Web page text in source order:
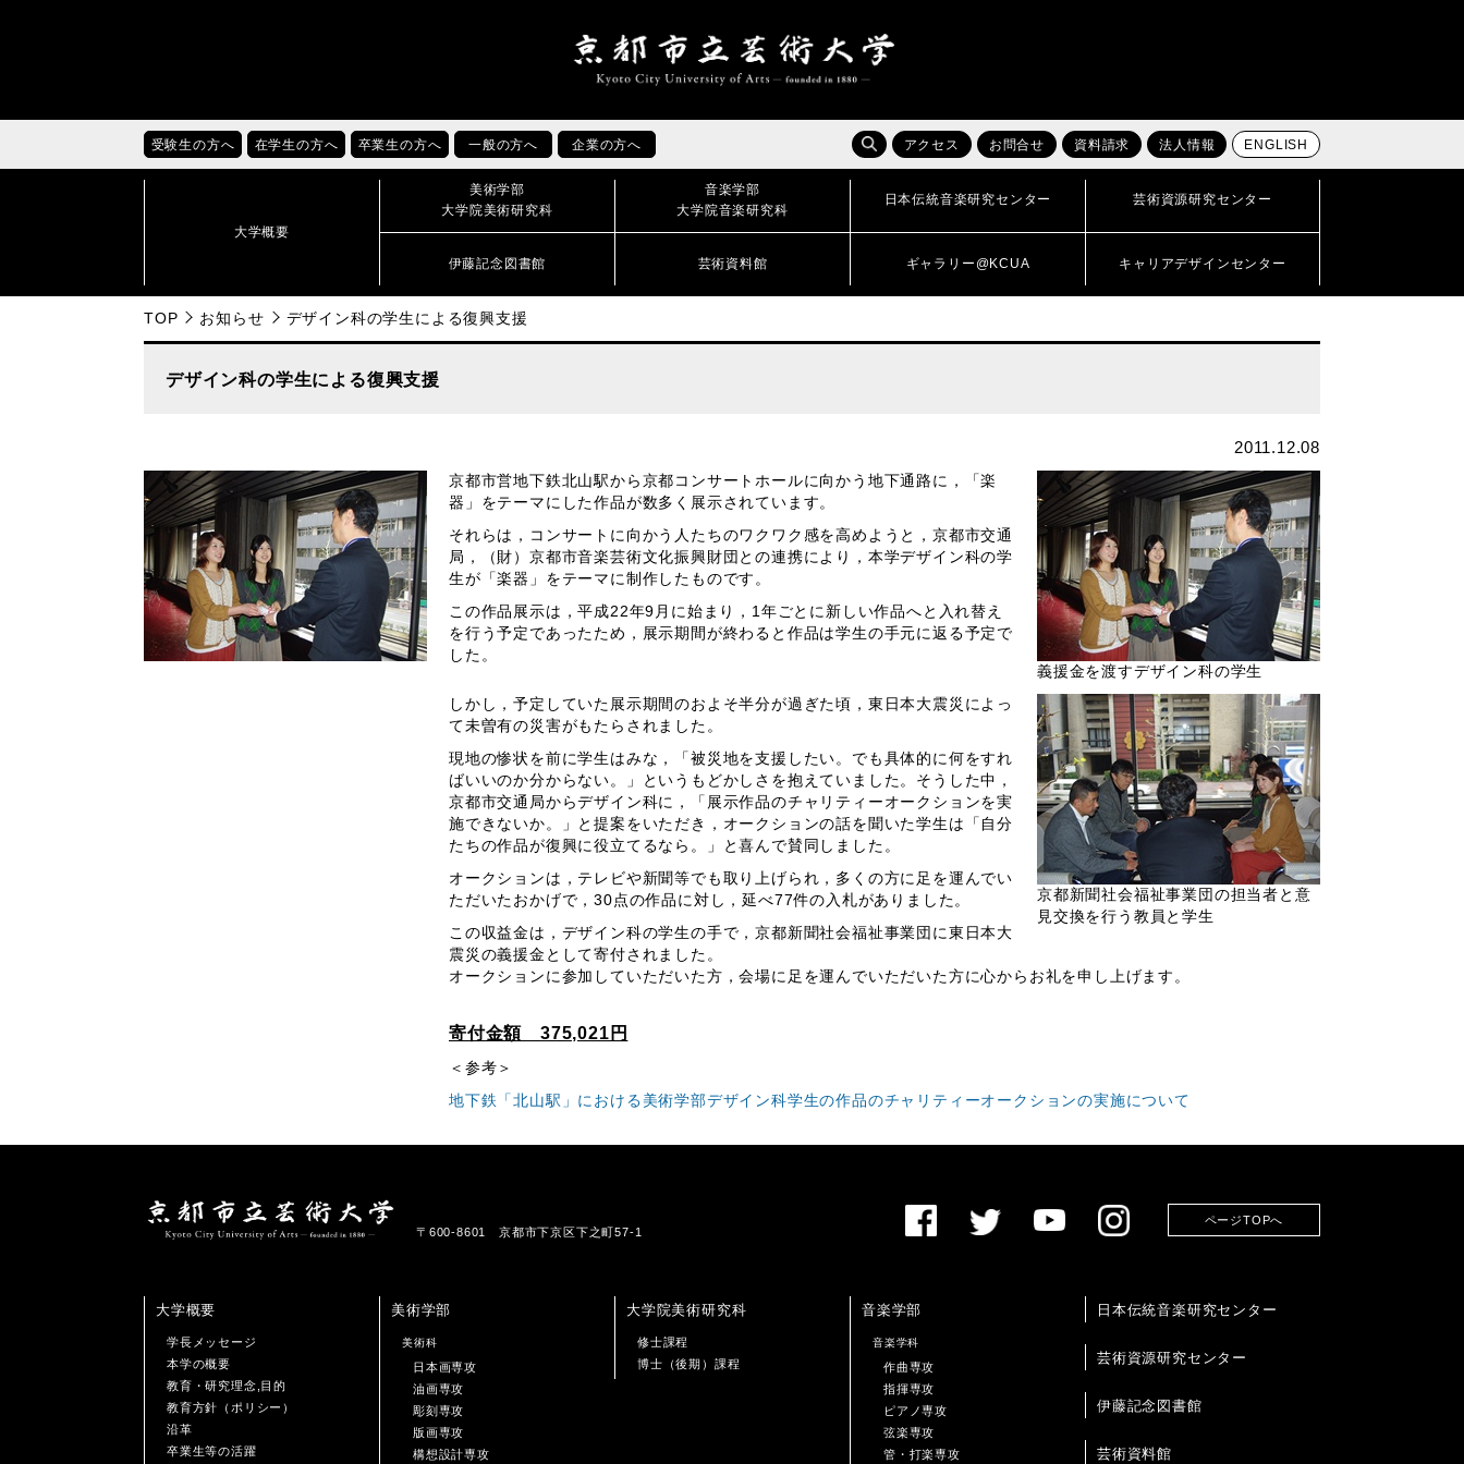
受験生の方へ 在学生の方へ 卒業生の方へ 一般の方へ 企業の方へ アクセス お問合せ 資料請求 法人情報 ENGLISH
大学概要
美術学部
大学院美術研究科
音楽学部
大学院音楽研究科
日本伝統音楽研究センター 芸術資源研究センター
伊藤記念図書館 芸術資料館 ギャラリー@KCUA キャリアデザインセンター
TOP お知らせ デザイン科の学生による復興支援
デザイン科の学生による復興支援
2011.12.08
義援金を渡すデザイン科の学生
京都市営地下鉄北山駅から京都コンサートホールに向かう地下通路に，「楽
器」をテーマにした作品が数多く展示されています。
それらは，コンサートに向かう人たちのワクワク感を高めようと，京都市交通
局，（財）京都市音楽芸術文化振興財団との連携により，本学デザイン科の学
生が「楽器」をテーマに制作したものです。
この作品展示は，平成22年9月に始まり，1年ごとに新しい作品へと入れ替え
を行う予定であったため，展示期間が終わると作品は学生の手元に返る予定で
した。
京都新聞社会福祉事業団の担当者と意
見交換を行う教員と学生
しかし，予定していた展示期間のおよそ半分が過ぎた頃，東日本大震災によっ
て未曽有の災害がもたらされました。
現地の惨状を前に学生はみな，「被災地を支援したい。でも具体的に何をすれ
ばいいのか分からない。」というもどかしさを抱えていました。そうした中，
京都市交通局からデザイン科に，「展示作品のチャリティーオークションを実
施できないか。」と提案をいただき，オークションの話を聞いた学生は「自分
たちの作品が復興に役立てるなら。」と喜んで賛同しました。
オークションは，テレビや新聞等でも取り上げられ，多くの方に足を運んでい
ただいたおかげで，30点の作品に対し，延べ77件の入札がありました。
この収益金は，デザイン科の学生の手で，京都新聞社会福祉事業団に東日本大
震災の義援金として寄付されました。
オークションに参加していただいた方，会場に足を運んでいただいた方に心からお礼を申し上げます。
寄付金額 375,021円
＜参考＞
地下鉄「北山駅」における美術学部デザイン科学生の作品のチャリティーオークションの実施について
〒600-8601 京都市下京区下之町57-1
ページTOPへ
大学概要
学長メッセージ
本学の概要
教育・研究理念,目的
教育方針（ポリシー）
沿革
卒業生等の活躍
美術学部
美術科
日本画専攻
油画専攻
彫刻専攻
版画専攻
構想設計専攻
大学院美術研究科
修士課程
博士（後期）課程
音楽学部
音楽学科
作曲専攻
指揮専攻
ピアノ専攻
弦楽専攻
管・打楽専攻
日本伝統音楽研究センター
芸術資源研究センター
伊藤記念図書館
芸術資料館